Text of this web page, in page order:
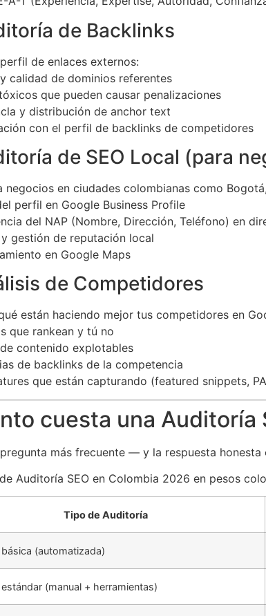
de Backlinks
de enlaces externos:
calidad de dominios referentes
que pueden causar penalizaciones
y distribución de anchor text
con el perfil de backlinks de competidores
de SEO Local (para
negocios en ciudades colombianas como
perfil en Google Business Profile
del NAP (Nombre, Dirección, Teléfono) en
y gestión de reputación local
en Google Maps
de Competidores
están haciendo mejor tus competidores en
que rankean y tú no
contenido explotables
de backlinks de la competencia
que están capturando (featured snippets,
cuesta una Auditoría
más frecuente — y la respuesta honesta
Tipo de Auditoría
(automatizada)
(manual + herramientas)